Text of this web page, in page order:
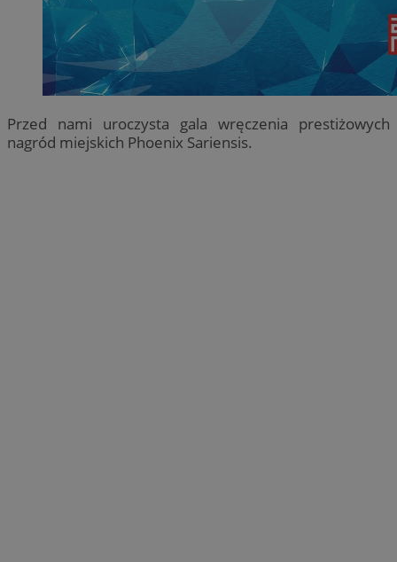
Przed nami uroczysta gala wręczenia prestiżowych
nagród miejskich Phoenix Sariensis.